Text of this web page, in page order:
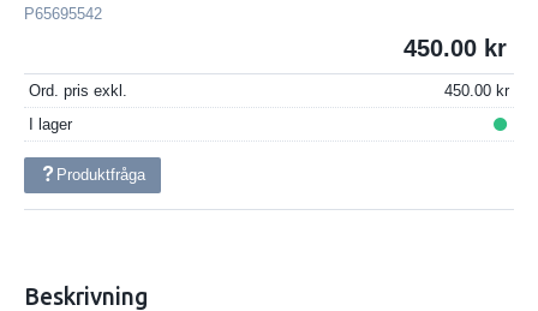
P65695542
450.00
Ord. pris exkl.
450.00
I lager
Produktfråga
Beskrivning